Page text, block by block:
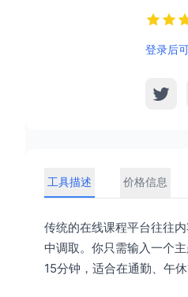
登录后
工具描述 价格信息
传统的在线课程平台往往
中调取。你只需输入一个
15分钟，适合在通勤、午休